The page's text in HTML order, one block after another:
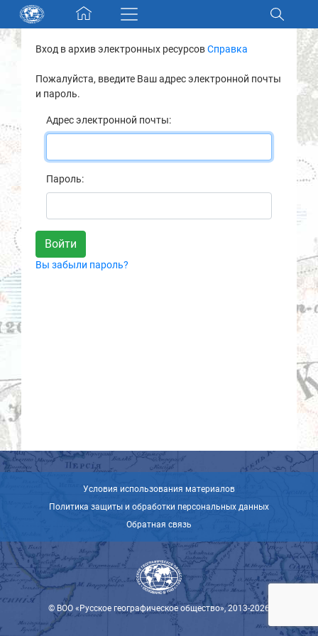
Skip navigation
Разделы и коллекции
Электронный каталог
Новости
О нас
Контакты
Партнеры
Вход в архив электронных ресурсовСправка
Пожалуйста, введите Ваш адрес электронной почты
и пароль.
Адрес электронной почты:
Пароль:
Вы забыли пароль?
Условия использования материалов
Политика защиты и обработки персональных данных
Обратная связь
© ВОО «Русское географическое общество», 2013-2026